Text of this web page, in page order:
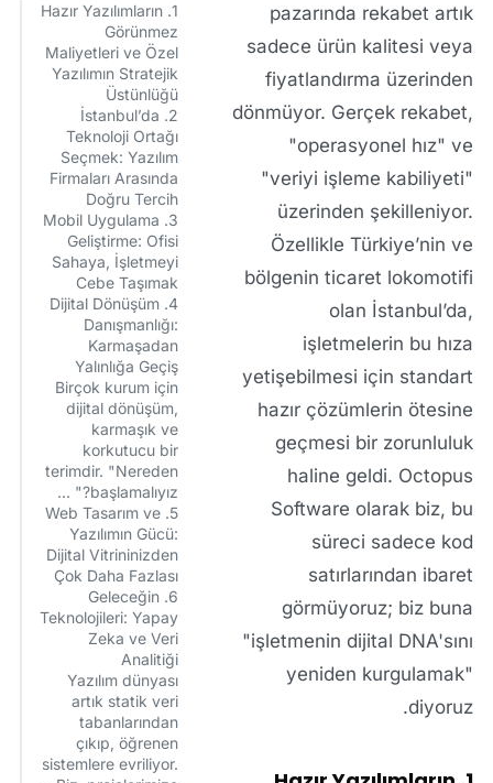
1. Hazır Yazılımların
Görünmez
Maliyetleri ve Özel
Yazılımın Stratejik
Üstünlüğü
2. İstanbul’da
Teknoloji Ortağı
Seçmek: Yazılım
Firmaları Arasında
Doğru Tercih
3. Mobil Uygulama
Geliştirme: Ofisi
Sahaya, İşletmeyi
Cebe Taşımak
4. Dijital Dönüşüm
Danışmanlığı:
Karmaşadan
Yalınlığa Geçiş
Birçok kurum için
dijital dönüşüm,
karmaşık ve
korkutucu bir
terimdir. "Nereden
başlamalıyız?" …
5. Web Tasarım ve
Yazılımın Gücü:
Dijital Vitrininizden
Çok Daha Fazlası
6. Geleceğin
Teknolojileri: Yapay
Zeka ve Veri
Analitiği
Yazılım dünyası
artık statik veri
tabanlarından
çıkıp, öğrenen
sistemlere evriliyor.
pazarında rekabet artık
sadece ürün kalitesi veya
fiyatlandırma üzerinden
dönmüyor. Gerçek rekabet,
"operasyonel hız" ve
"veriyi işleme kabiliyeti"
üzerinden şekilleniyor.
Özellikle Türkiye’nin ve
bölgenin ticaret lokomotifi
olan İstanbul’da,
işletmelerin bu hıza
yetişebilmesi için standart
hazır çözümlerin ötesine
geçmesi bir zorunluluk
haline geldi. Octopus
Software olarak biz, bu
süreci sadece kod
satırlarından ibaret
görmüyoruz; biz buna
"işletmenin dijital DNA'sını
yeniden kurgulamak"
diyoruz.